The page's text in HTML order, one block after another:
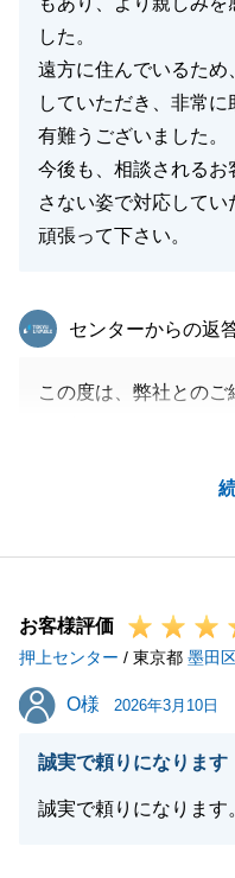
した。
遠方に住んでいるため
していただき、非常に
有難うございました。
今後も、相談される
さない姿で対応してい
頑張って下さい。
東急リバブル
センターからの返
この度は、弊社とのご
すが、いろいろとプ
だき、私自身も大変
められたと記憶してお
「親身に笑顔を絶やさ
客様対応に励んでまい
また、不動産に関する
したら、お気軽にご連
最後に、S様のご健勝
この度は、誠にありが
お客様評価
押上センター / 東京都 墨田
O様
O様 2026年3月10日
誠実で頼りになります
誠実で頼りになります